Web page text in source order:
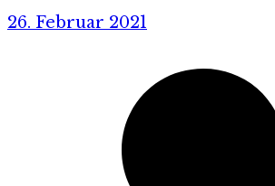
26. Februar 2021